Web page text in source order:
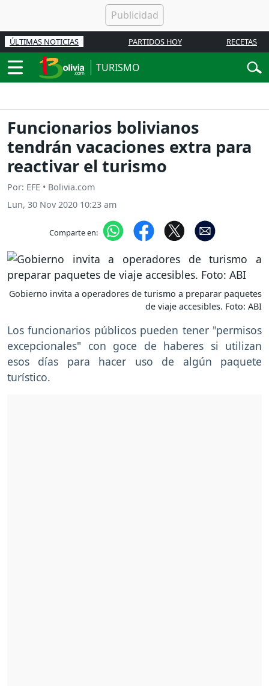
ÚLTIMAS NOTICIAS PARTIDOS HOY RECETAS
TURISMO
Funcionarios bolivianos
tendrán vacaciones extra para
reactivar el turismo
Por: EFE • Bolivia.com
Lun, 30 Nov 2020 10:23 am
Comparte en:
Gobierno invita a operadores de turismo a preparar paquetes
de viaje accesibles. Foto: ABI
Los funcionarios públicos pueden tener "permisos
excepcionales" con goce de haberes si utilizan
esos días para hacer uso de algún paquete
turístico.